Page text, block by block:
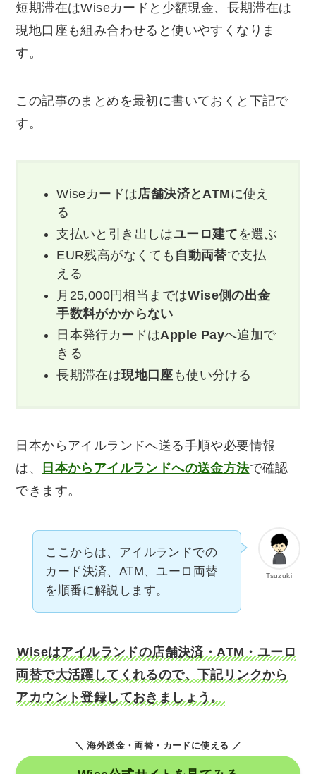
短期滞在はWiseカードと少額現金、長期滞在は
現地口座も組み合わせると使いやすくなりま
す。
この記事のまとめを最初に書いておくと下記で
す。
Wiseカードは店舗決済とATMに使え
る
支払いと引き出しはユーロ建て を選ぶ
EUR残高がなくても 自動両替で支払
える
月25,000円相当まではWise側の出金
手数料がかからない
日本発行カードはApple Payへ追加で
きる
長期滞在は現地口座 も使い分ける
日本からアイルランドへ送る手順や必要情報
は、
日本からアイルランドへの送金方法で確認
できます。
Tsuzuki
ここからは、アイルランドでの
カード決済、ATM、ユーロ両替
を順番に解説します。
Wiseはアイルランドの店舗決済・ATM・ユーロ
両替で大活躍してくれるので、下記リンクから
アカウント登録しておきましょう。
＼ 海外送金・両替・カードに使える ／